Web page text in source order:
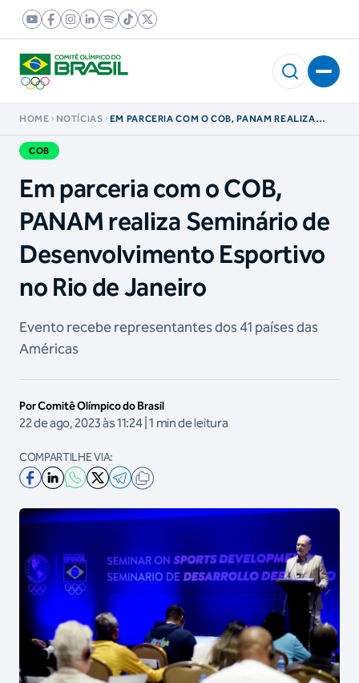
HOME NOTÍCIAS
EM PARCERIA COM O COB, PANAM REALIZA
COB
Em parceria com o COB,
PANAM realiza Seminário de
Desenvolvimento Esportivo
no Rio de Janeiro
Evento recebe representantes dos 41 países das
Américas
Por Comitê Olímpico do Brasil
22 de ago, 2023 às 11:24 | 1 min de leitura
COMPARTILHE VIA: